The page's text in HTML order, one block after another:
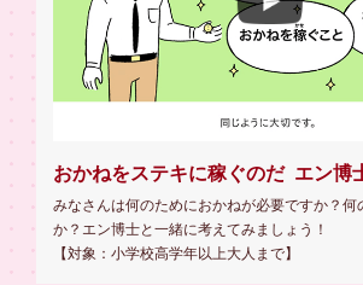
おかねをステキに稼ぐのだ エン博
みなさんは何のためにおかねが必要ですか？何
か？エン博士と一緒に考えてみましょう！
【対象：小学校高学年以上大人まで】